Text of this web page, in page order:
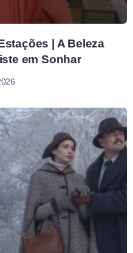
| A Beleza
em Sonhar